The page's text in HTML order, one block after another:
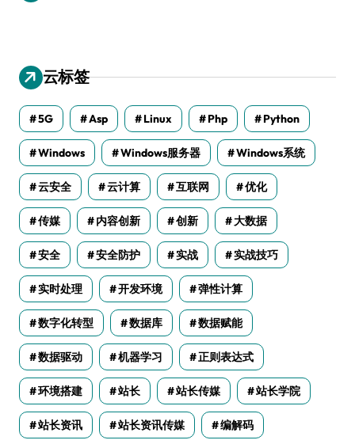
云标签
5G Asp Linux Php Python
Windows Windows服务器 Windows系统
云安全 云计算 互联网 优化
传媒 内容创新 创新 大数据
安全 安全防护 实战 实战技巧
实时处理 开发环境 弹性计算
数字化转型 数据库 数据赋能
数据驱动 机器学习 正则表达式
环境搭建 站长 站长传媒 站长学院
站长资讯 站长资讯传媒 编解码